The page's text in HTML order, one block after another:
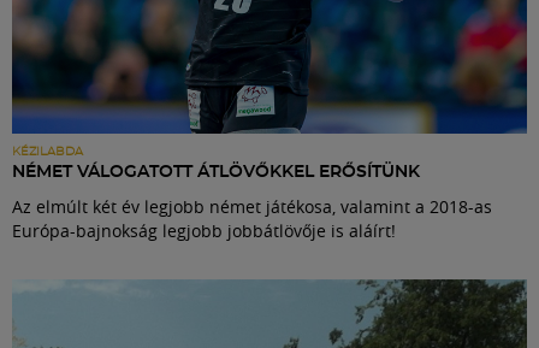
KÉZILABDA
NÉMET VÁLOGATOTT ÁTLÖVŐKKEL ERŐSÍTÜNK
Az elmúlt két év legjobb német játékosa, valamint a 2018-as
Európa-bajnokság legjobb jobbátlövője is aláírt!
Szolgáltatások
Shop
Közösség
Múzeum